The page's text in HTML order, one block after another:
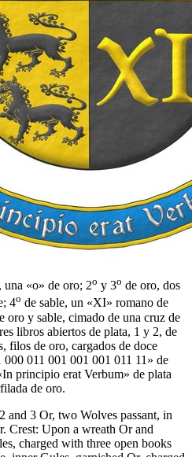
una «o» de oro; 2o y 3o de oro, dos
4o de sable, un «XI» romano de
oro y sable, cimado de una cruz de
libros abiertos de plata, 1 y 2, de
filos de oro, cargados de doce
011 001 001 001 011 11» de
principio erat Verbum» de plata
de oro.
and 3 Or, two Wolves passant, in
Crest: Upon a wreath Or and
charged with three open books